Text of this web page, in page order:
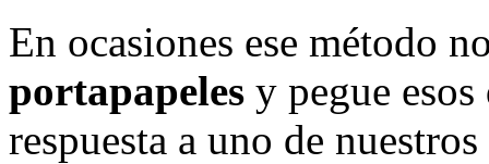
En ocasiones ese método
portapapeles y pegue
respuesta a uno de